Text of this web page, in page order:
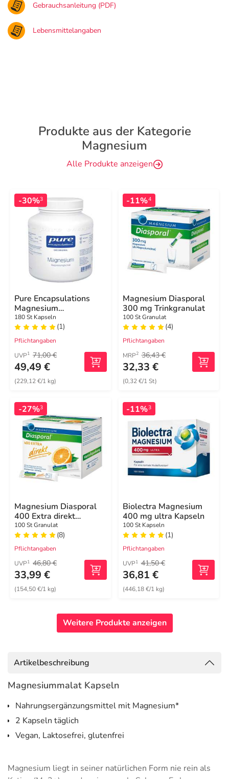
Gebrauchsanleitung (PDF)
Lebensmittelangaben
Produkte aus der Kategorie
Magnesium
Alle Produkte anzeigen
-30%3
Pure Encapsulations
Magnesium
Magnesiumglycinat
Kapseln
180 St Kapseln
(1)
Pflichtangaben
UVP1 71,00 €
49,49 €
(229,12 €/1 kg)
-11%4
Magnesium Diasporal
300 mg Trinkgranulat
100 St Granulat
(4)
Pflichtangaben
MRP2 36,43 €
32,33 €
(0,32 €/1 St)
-27%3
Magnesium Diasporal
400 Extra direkt
Granulat
100 St Granulat
(8)
Pflichtangaben
UVP1 46,80 €
33,99 €
(154,50 €/1 kg)
-11%3
Biolectra Magnesium
400 mg ultra Kapseln
100 St Kapseln
(1)
Pflichtangaben
UVP1 41,50 €
36,81 €
(446,18 €/1 kg)
Weitere Produkte anzeigen
Artikelbeschreibung
Magnesiummalat Kapseln
Nahrungsergänzungsmittel mit Magnesium*
2 Kapseln täglich
Vegan, Laktosefrei, glutenfrei
Magnesium liegt in seiner natürlichen Form nie rein als